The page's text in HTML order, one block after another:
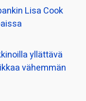
Lisa Cook
yllättävä
vähemmän